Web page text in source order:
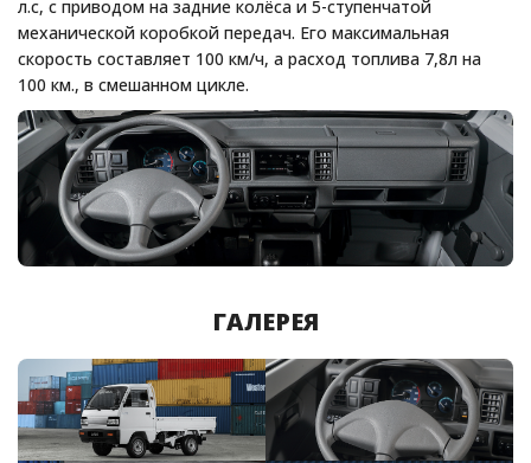
л.с, с приводом на задние колёса и 5-ступенчатой
механической коробкой передач. Его максимальная
скорость составляет 100 км/ч, а расход топлива 7,8л на
100 км., в смешанном цикле.
ГАЛЕРЕЯ